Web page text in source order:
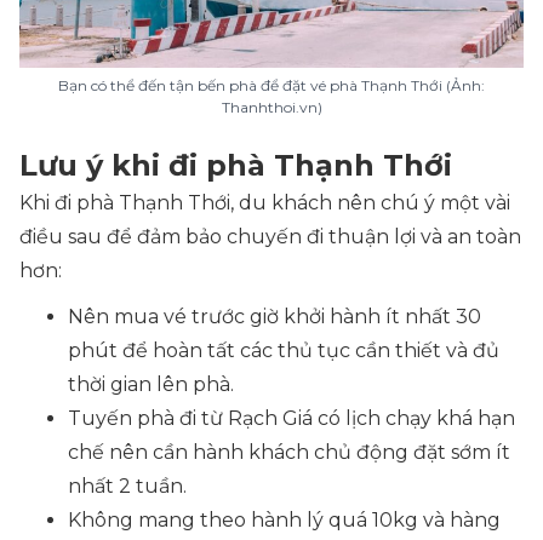
Bạn có thể đến tận bến phà để đặt vé phà Thạnh Thới (Ảnh:
Thanhthoi.vn)
Lưu ý khi đi phà Thạnh Thới
Khi đi phà Thạnh Thới, du khách nên chú ý một vài
điều sau để đảm bảo chuyến đi thuận lợi và an toàn
hơn:
Nên mua vé trước giờ khởi hành ít nhất 30
phút để hoàn tất các thủ tục cần thiết và đủ
thời gian lên phà.
Tuyến phà đi từ Rạch Giá có lịch chạy khá hạn
chế nên cần hành khách chủ động đặt sớm ít
nhất 2 tuần.
Không mang theo hành lý quá 10kg và hàng